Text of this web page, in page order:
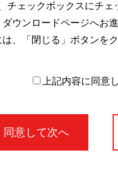
ございますのであらかじめご
チェックボックスにチ
ダウンロードページへお
、「閉じる」ボタンを
上記内容に同意